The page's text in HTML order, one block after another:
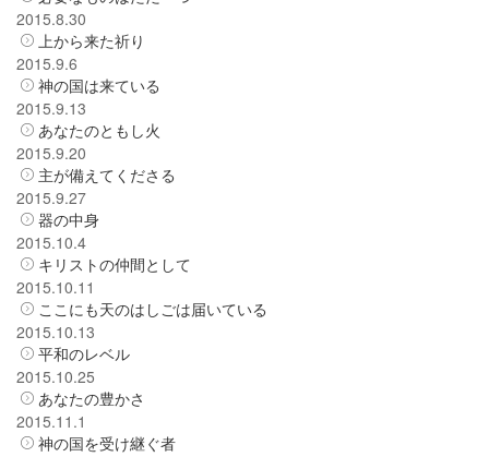
2015.8.30
上から来た祈り
2015.9.6
神の国は来ている
2015.9.13
あなたのともし火
2015.9.20
主が備えてくださる
2015.9.27
器の中身
2015.10.4
キリストの仲間として
2015.10.11
ここにも天のはしごは届いている
2015.10.13
平和のレベル
2015.10.25
あなたの豊かさ
2015.11.1
神の国を受け継ぐ者